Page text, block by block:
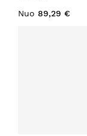
Nuo 89,29 €